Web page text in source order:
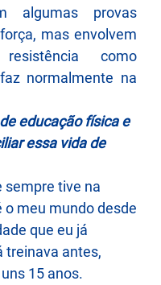
algumas provas
mas envolvem
como
normalmente na
educação física e
essa vida de
sempre tive na
o meu mundo desde
que eu já
treinava antes,
15 anos.